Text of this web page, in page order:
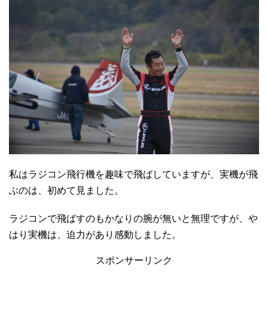
私はラジコン飛行機を趣味で飛ばしていますが、実機が飛
ぶのは、初めて見ました。
ラジコンで飛ばすのもかなりの腕が無いと無理ですが、や
はり実機は、迫力があり感動しました。
スポンサーリンク